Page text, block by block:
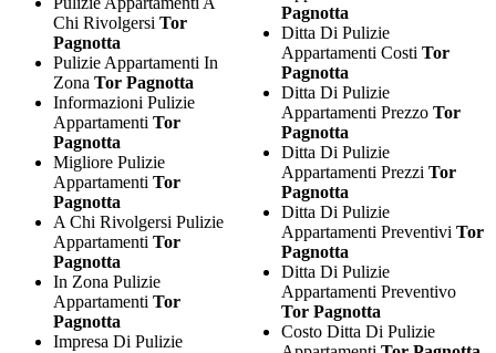
Chi Rivolgersi Tor
Pagnotta
Pulizie Appartamenti In
Zona Tor Pagnotta
Informazioni Pulizie
Appartamenti Tor
Pagnotta
Migliore Pulizie
Appartamenti Tor
Pagnotta
A Chi Rivolgersi Pulizie
Appartamenti Tor
Pagnotta
In Zona Pulizie
Appartamenti Tor
Pagnotta
Impresa Di Pulizie
Pagnotta
Ditta Di Pulizie
Appartamenti CostiTor
Pagnotta
Ditta Di Pulizie
Appartamenti PrezzoTor
Pagnotta
Ditta Di Pulizie
Appartamenti PrezziTor
Pagnotta
Ditta Di Pulizie
Appartamenti PreventiviTor
Pagnotta
Ditta Di Pulizie
Appartamenti Preventivo
Tor Pagnotta
Costo Ditta Di Pulizie